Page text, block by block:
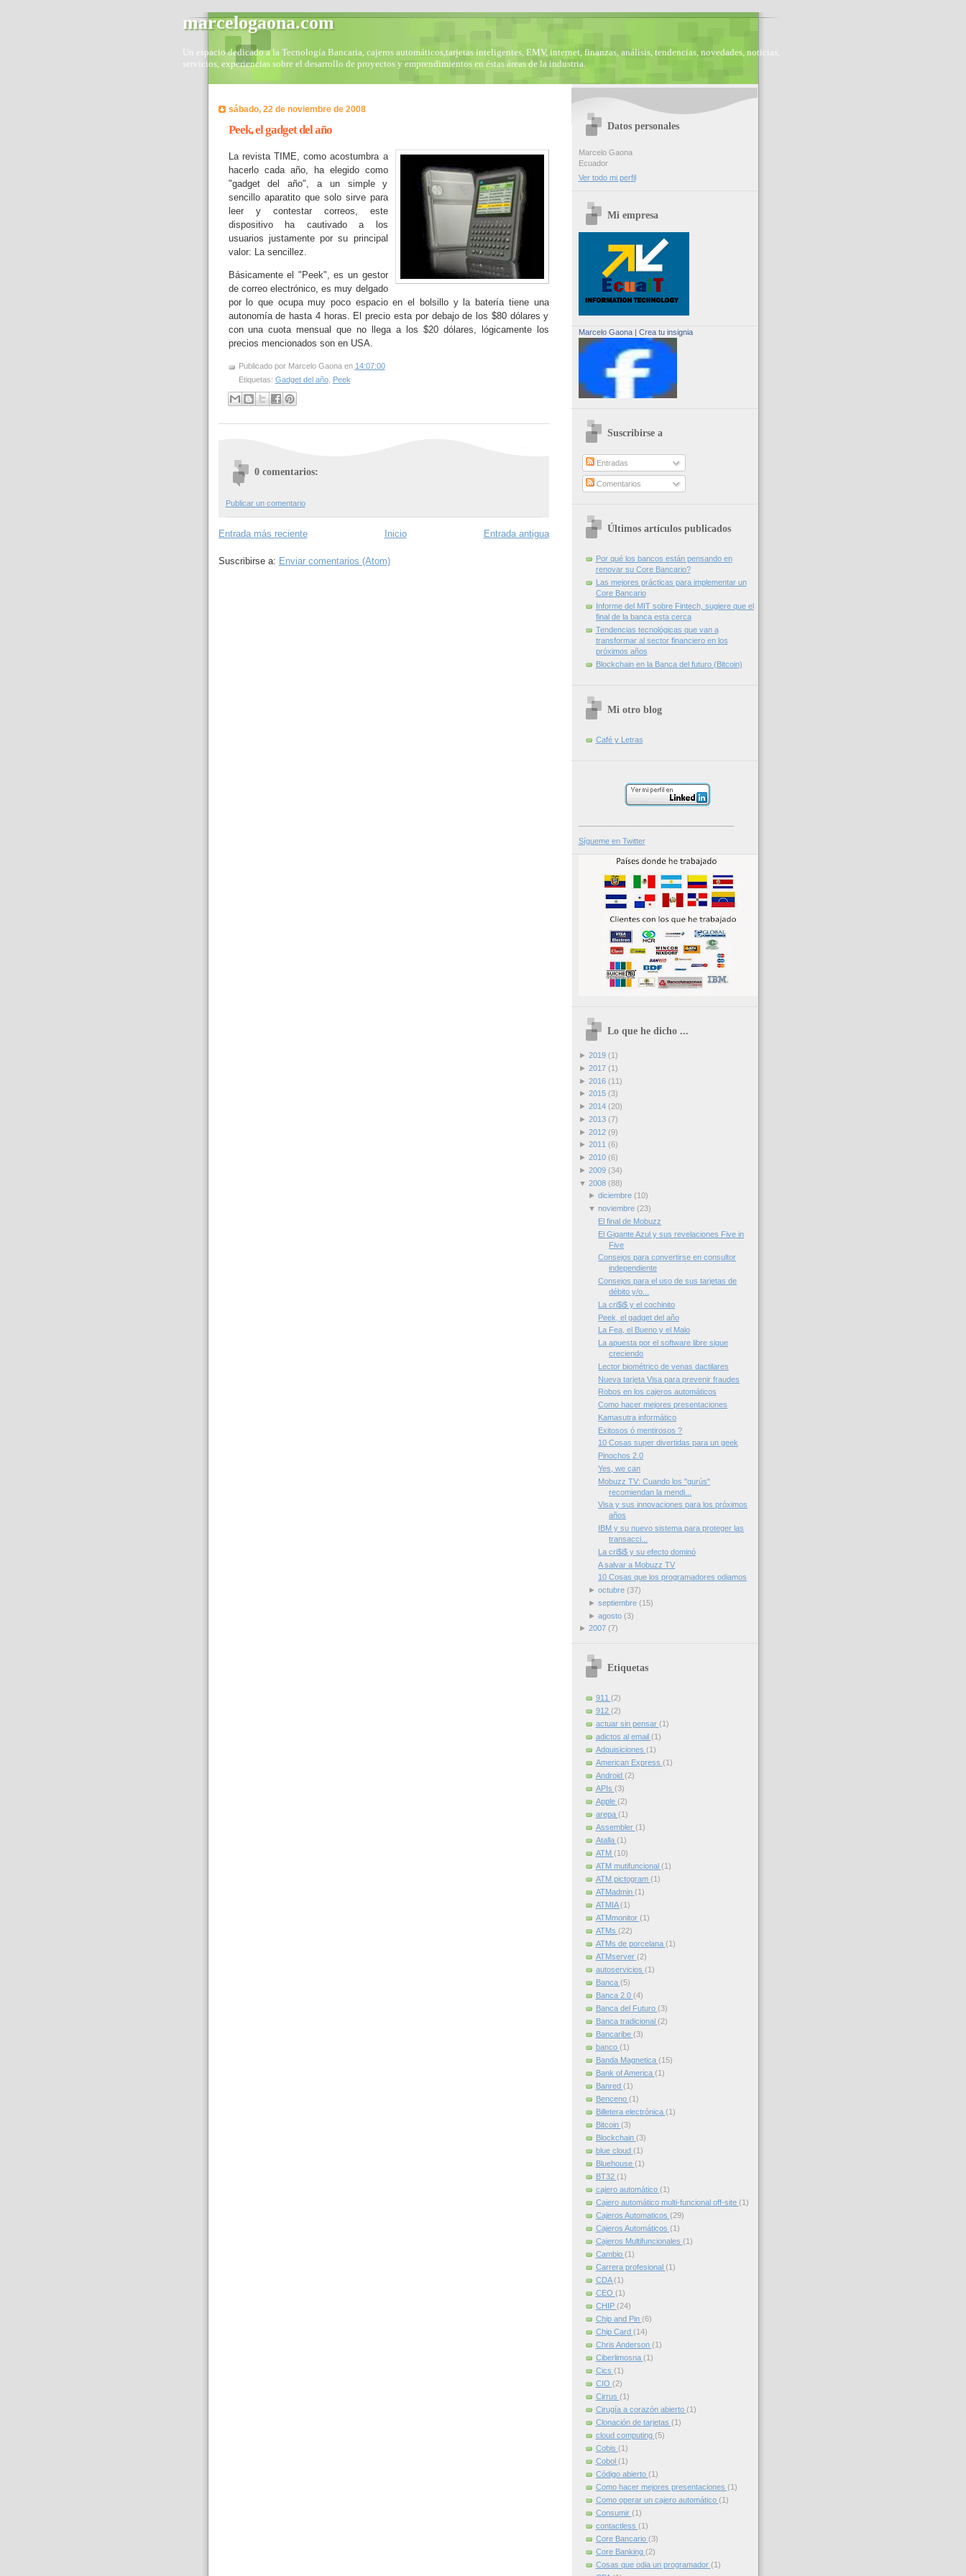
marcelogaona.com
Un espacio dedicado a la Tecnología Bancaria, cajeros automáticos,tarjetas inteligentes, EMV, internet, finanzas, análisis, tendencias, novedades, noticias,
servicios, experiencias sobre el desarrollo de proyectos y emprendimientos en éstas áreas de la industria.
sábado, 22 de noviembre de 2008
Peek, el gadget del año
La revista TIME, como acostumbra a
hacerlo cada año, ha elegido como
"gadget del año", a un simple y
sencillo aparatito que solo sirve para
leer y contestar correos, este
dispositivo ha cautivado a los
usuarios justamente por su principal
valor: La sencillez.
Básicamente el "Peek", es un gestor
de correo electrónico, es muy delgado
por lo que ocupa muy poco espacio en el bolsillo y la batería tiene una
autonomía de hasta 4 horas. El precio esta por debajo de los $80 dólares y
con una cuota mensual que no llega a los $20 dólares, lógicamente los
precios mencionados son en USA.
Publicado por Marcelo Gaona en 14:07:00
Etiquetas: Gadget del año, Peek
0 comentarios:
Publicar un comentario
Entrada más reciente Entrada antigua
Inicio
Suscribirse a: Enviar comentarios (Atom)
Datos personales
Marcelo Gaona
Ecuador
Ver todo mi perfil
Mi empresa
Marcelo Gaona| Crea tu insignia
Suscribirse a
Entradas
Comentarios
Últimos artículos publicados
Por qué los bancos están pensando en
renovar su Core Bancario?
Las mejores prácticas para implementar un
Core Bancario
Informe del MIT sobre Fintech, sugiere que el
final de la banca esta cerca
Tendencias tecnológicas que van a
transformar al sector financiero en los
próximos años
Blockchain en la Banca del futuro (Bitcoin)
Mi otro blog
Café y Letras
Sígueme en Twitter
Lo que he dicho ...
► 2019 (1)
► 2017 (1)
► 2016 (11)
► 2015 (3)
► 2014 (20)
► 2013 (7)
► 2012 (9)
► 2011 (6)
► 2010 (6)
► 2009 (34)
▼ 2008 (88)
► diciembre (10)
▼ noviembre (23)
El final de Mobuzz
El Gigante Azul y sus revelaciones Five in
Five
Consejos para convertirse en consultor
independiente
Consejos para el uso de sus tarjetas de
débito y/o...
La cri$i$ y el cochinito
Peek, el gadget del año
La Fea, el Bueno y el Malo
La apuesta por el software libre sigue
creciendo
Lector biométrico de venas dactilares
Nueva tarjeta Visa para prevenir fraudes
Robos en los cajeros automáticos
Como hacer mejores presentaciones
Kamasutra informático
Exitosos ó mentirosos ?
10 Cosas super divertidas para un geek
Pinochos 2.0
Yes, we can
Mobuzz TV: Cuando los "gurús"
recomiendan la mendi...
Visa y sus innovaciones para los próximos
años
IBM y su nuevo sistema para proteger las
transacci...
La cri$i$ y su efecto dominó
A salvar a Mobuzz TV
10 Cosas que los programadores odiamos
► octubre (37)
► septiembre (15)
► agosto (3)
► 2007 (7)
Etiquetas
911 (2)
912 (2)
actuar sin pensar (1)
adictos al email (1)
Adquisiciones (1)
American Express (1)
Android (2)
APIs (3)
Apple (2)
arepa (1)
Assembler (1)
Atalla (1)
ATM (10)
ATM mutifuncional (1)
ATM pictogram (1)
ATMadmin (1)
ATMIA(1)
ATMmonitor (1)
ATMs (22)
ATMs de porcelana (1)
ATMserver (2)
autoservicios (1)
Banca (5)
Banca 2.0 (4)
Banca del Futuro (3)
Banca tradicional (2)
Bancaribe (3)
banco (1)
Banda Magnetica (15)
Bank of America (1)
Banred (1)
Benceno (1)
Billetera electrónica (1)
Bitcoin (3)
Blockchain (3)
blue cloud (1)
Bluehouse (1)
BT32 (1)
cajero automático (1)
Cajero automático multi-funcional off-site (1)
Cajeros Automaticos (29)
Cajeros Automáticos (1)
Cajeros Multifuncionales (1)
Cambio (1)
Carrera profesional (1)
CDA(1)
CEO (1)
CHIP (24)
Chip and Pin (6)
Chip Card (14)
Chris Anderson (1)
Ciberlimosna (1)
Cics (1)
CIO (2)
Cirrus (1)
Cirugía a corazón abierto (1)
Clonación de tarjetas (1)
cloud computing (5)
Cobis (1)
Cobol (1)
Código abierto (1)
Como hacer mejores presentaciones (1)
Como operar un cajero automático (1)
Consumir (1)
contactless (1)
Core Bancario (3)
Core Banking (2)
Cosas que odia un programador (1)